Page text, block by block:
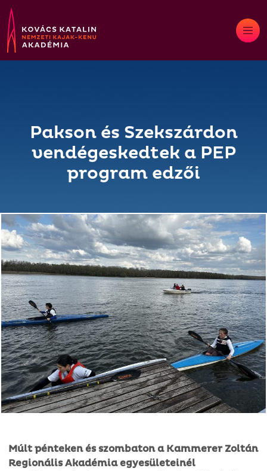
Skip
to
content
Pakson és Szekszárdon
vendégeskedtek a PEP
program edzői
Múlt pénteken és szombaton a Kammerer Zoltán
Regionális Akadémia egyesületeinél